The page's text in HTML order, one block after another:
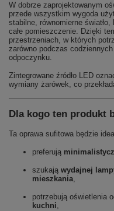
W dobrze zaprojektowanym
przede wszystkim wygoda
stabilne, równomierne
całe pomieszczenie. Dzięki
przestrzeniach, w których
zarówno podczas
odpoczynku.
Zintegrowane źródło LED
wymiany żarówek, co
Dla kogo ten produkt
Ta oprawa sufitowa będzie
preferują
szukają wydajnej
mieszkania,
potrzebują oświetlenia
kuchni,